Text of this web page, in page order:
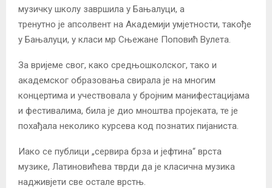
музичку школу завршила у Бањалуци, а
тренутно је апсолвент на Академији умјетности, такође
у Бањалуци, у класи мр Сњежане Поповић Вулета.
За вријеме свог, како средњошколског, тако и
академског образовања свирала је на многим
концертима и учествовала у бројним манифестацијама
и фестивалима, била је дио мноштва пројеката, те је
похађала неколико курсева код познатих пијаниста.
Иако се публици „сервира брза и јефтина“ врста
музике, Латиновићева тврди да је класична музика
надживјети све остале врстњ.